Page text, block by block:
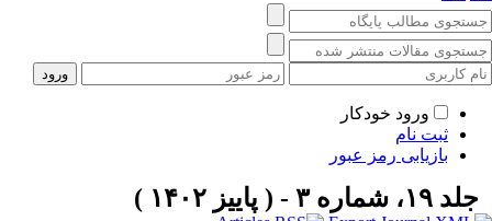
ورود خودکار
ثبت نام
بازیابی رمز عبور
جلد ۱۹، شماره ۳ - ( پاییز ۱۴۰۲ )